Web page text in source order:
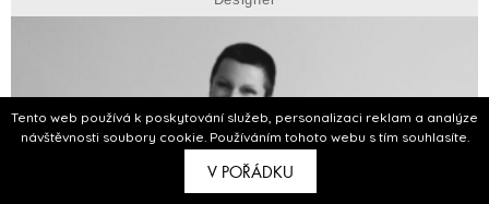
Tento web používá k poskytování služeb, personalizaci reklam a analýze
návštěvnosti soubory cookie. Používáním tohoto webu s tím souhlasíte.
V POŘÁDKU